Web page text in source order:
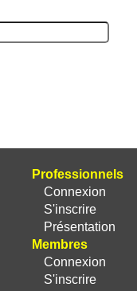
Professionnels
Connexion
S'inscrire
Présentation
Membres
Connexion
S'inscrire